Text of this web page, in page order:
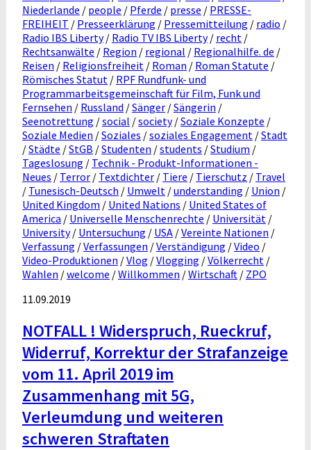
Niederlande / people / Pferde / presse / PRESSE-
FREIHEIT / Presseerklärung / Pressemitteilung / radio /
Radio IBS Liberty/ Radio TV IBS Liberty/ recht /
Rechtsanwälte / Region / regional / Regionalhilfe. de /
Reisen / Religionsfreiheit / Roman / Roman Statute /
Römisches Statut / RPF Rundfunk- und
Programmarbeitsgemeinschaft für Film, Funk und
Fernsehen / Russland /Sänger /Sängerin /
Seenotrettung /social /society/Soziale Konzepte /
Soziale Medien /Soziales /soziales Engagement /Stadt
/Städte /StGB /Studenten /students /Studium /
Tageslosung / Technik - Produkt-Informationen -
Neues / Terror / Textdichter / Tiere / Tierschutz / Travel
/ Tunesisch-Deutsch / Umwelt /understanding / Union /
United Kingdom / United Nations / United States of
America / Universelle Menschenrechte / Universität /
University/ Untersuchung / USA /Vereinte Nationen /
Verfassung /Verfassungen /Verständigung /Video /
Video-Produktionen /Vlog /Vlogging /Völkerrecht /
Wahlen /welcome /Willkommen /Wirtschaft / ZPO
11.09.2019
NOTFALL ! Widerspruch, Rueckruf,
Widerruf, Korrektur der Strafanzeige
vom 11. April 2019 im
Zusammenhang mit 5G,
Verleumdung und weiteren
schweren Straftaten